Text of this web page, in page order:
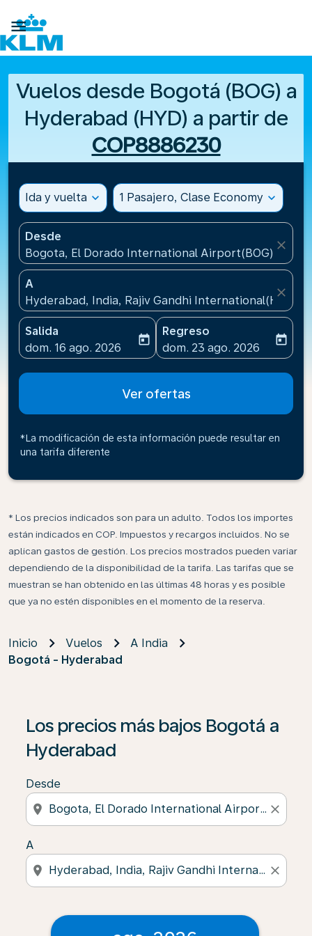

Vuelos desde Bogotá (BOG) a
Hyderabad (HYD) a partir de
COP8886230
Ida y vuelta expand_more 1 Pasajero, Clase Economy expand_more
Desde
Bogota, El Dorado International Airport(BOG),
close
A
Hyderabad, India, Rajiv Gandhi International(HYD),
close
Salida
fc-booking-departure-date-aria-label
dom. 16 ago. 2026
today
Regreso
fc-booking-return-date-
dom. 23 ago. 2026
today
Ver ofertas
*La modificación de esta información puede resultar en
una tarifa diferente
* Los precios indicados son para un adulto. Todos los importes
están indicados en COP. Impuestos y recargos incluidos. No se
aplican gastos de gestión. Los precios mostrados pueden variar
dependiendo de la disponibilidad de la tarifa. Las tarifas que se
muestran se han obtenido en las últimas 48 horas y es posible
que ya no estén disponibles en el momento de la reserva.
Inicio Vuelos
A India
Bogotá - Hyderabad
Los precios más bajos Bogotá a
Hyderabad
Desde
location_on close
A
location_on close